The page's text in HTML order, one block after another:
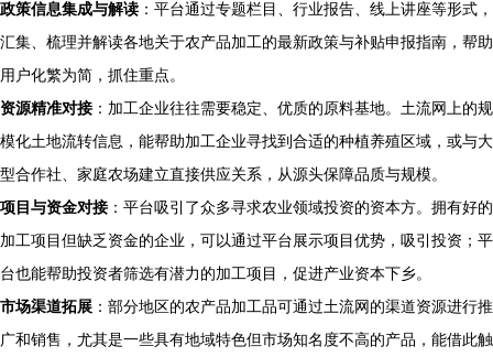
政策信息集成与解读 ：平台通过专题栏目、行业报告、线上讲座等形式，
汇集、梳理并解读各地关于农产品加工的最新政策与补贴申报指南，帮助
用户化繁为简，抓住重点。
资源精准对接 ：加工企业往往需要稳定、优质的原料基地。土流网上的规
模化土地流转信息，能帮助加工企业寻找到合适的种植养殖区域，或与大
型合作社、家庭农场建立直接供应关系，从源头保障品质与规模。
项目与资金对接 ：平台吸引了众多寻求农业领域投资的资本方。拥有好的
加工项目但缺乏资金的企业，可以通过平台展示项目优势，吸引投资；平
台也能帮助投资者筛选有潜力的加工项目，促进产业资本下乡。
市场渠道拓展 ：部分地区的农产品加工品可通过土流网的渠道资源进行推
广和销售，尤其是一些具有地域特色但市场知名度不高的产品，能借此触